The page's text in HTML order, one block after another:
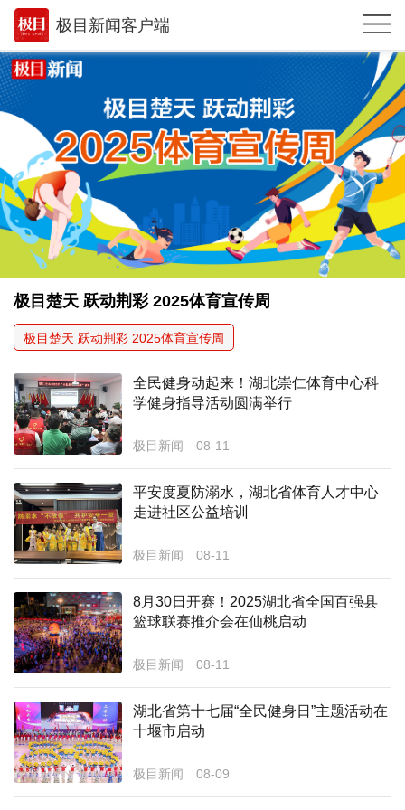
极目新闻客户端
推荐
观点
时政
湖北
武汉
世相
环球
极客圈
经济
城建
科教
健康
相亲
汽车
房产
消费
创意
极目楚天 跃动荆彩 2025体育宣传周
极目楚天 跃动荆彩 2025体育宣传周
全民健身动起来！湖北崇仁体育中心科
学健身指导活动圆满举行
极目新闻 08-11
平安度夏防溺水，湖北省体育人才中心
走进社区公益培训
极目新闻 08-11
8月30日开赛！2025湖北省全国百强县
篮球联赛推介会在仙桃启动
极目新闻 08-11
湖北省第十七届“全民健身日”主题活动在
十堰市启动
极目新闻 08-09